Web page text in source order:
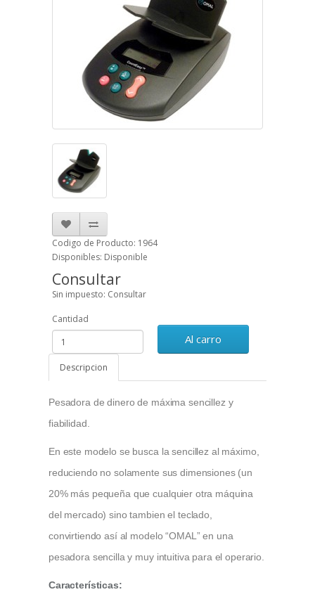
Codigo de Producto: 1964
Disponibles: Disponible
Consultar
Sin impuesto: Consultar
Cantidad
Al carro
Descripcion
Pesadora de dinero de máxima sencillez y
fiabilidad.
En este modelo se busca la sencillez al máximo,
reduciendo no solamente sus dimensiones (un
20% más pequeña que cualquier otra máquina
del mercado) sino tambien el teclado,
convirtiendo así al modelo “OMAL” en una
pesadora sencilla y muy intuitiva para el operario.
Características: